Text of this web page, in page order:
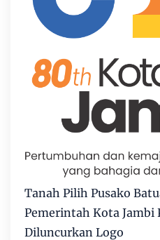
Tanah Pilih Pusako
Pemerintah Kota Jambi
Diluncurkan Logo